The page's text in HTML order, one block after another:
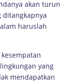
akan turun
ditangkapnya
haruslah
yang
mendapatkan